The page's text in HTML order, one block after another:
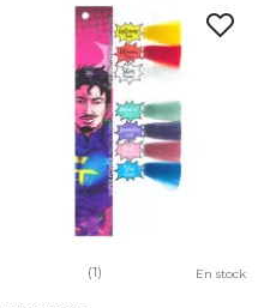
(1) En stock